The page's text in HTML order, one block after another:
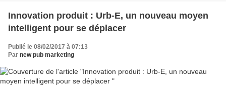
Innovation produit : Urb-E, un nouveau moyen
intelligent pour se déplacer
Publié le 08/02/2017 à 07:13
Par new pub marketing